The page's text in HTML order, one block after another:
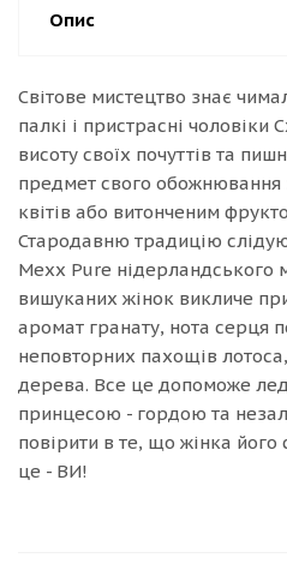
Опис
Світове мистецтво знає
палкі і пристрасні чоловіки
висоту своїх почуттів та
предмет свого обожнювання
квітів або витонченим
Стародавню традицію
Mexx Pure нідерландського
вишуканих жінок викличе
аромат гранату, нота серця
неповторних пахощів
дерева. Все це допоможе
принцесою - гордою та
повірити в те, що жінка його
це - ВИ!